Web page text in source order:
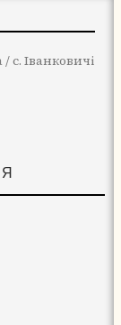
с. Іванковичі